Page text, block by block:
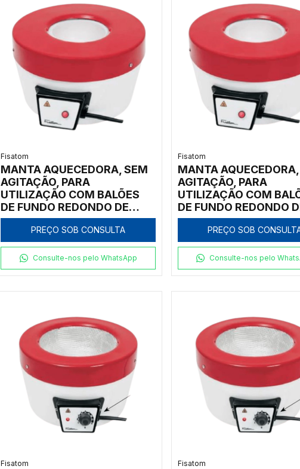
Fisatom
MANTA AQUECEDORA, SEM
AGITAÇÃO, PARA
UTILIZAÇÃO COM BALÕES
DE FUNDO REDONDO DE
250ML, COM REGULADOR
ELETRÔNICO ANALÓGICO
INCORPORADO PARA
TEMPERATURAS ATÉ 500ºC,
CLASSE 650, 220V -
PREÇO SOB CONSULTA
Consulte-nos pelo WhatsApp
Fisatom
MANTA
AGITAÇÃO, PARA
UTILIZAÇÃO COM
DE FUNDO REDONDO
500ML, COM
ELETRÔNICO
INCORPORADO PARA
TEMPERATURAS ATÉ
CLASSE 650, 110V -
PREÇO SOB
Consulte-nos pelo
Fisatom Fisatom